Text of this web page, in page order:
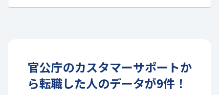
官公庁のカスタマーサポートか
ら転職した人のデータが9件！